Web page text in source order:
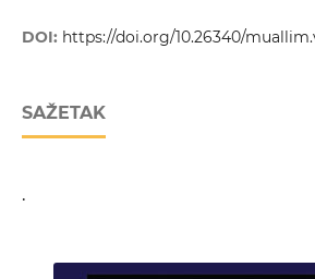
DOI: https://doi.org/10.26340/
SAŽETAK
.